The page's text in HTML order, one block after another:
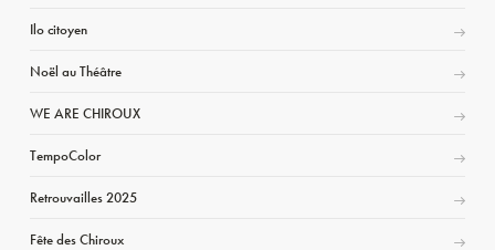
Ilo citoyen
Noël au Théâtre
WE ARE CHIROUX
TempoColor
Retrouvailles 2025
Fête des Chiroux